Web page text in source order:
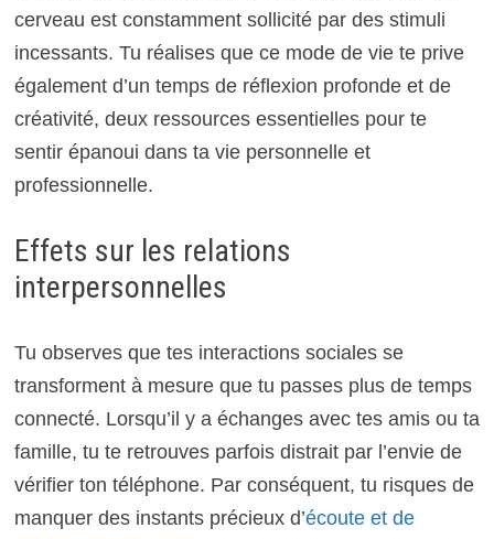
cerveau est constamment sollicité par des stimuli
incessants. Tu réalises que ce mode de vie te prive
également d’un temps de réflexion profonde et de
créativité, deux ressources essentielles pour te
sentir épanoui dans ta vie personnelle et
professionnelle.
Effets sur les relations
interpersonnelles
Tu observes que tes interactions sociales se
transforment à mesure que tu passes plus de temps
connecté. Lorsqu’il y a échanges avec tes amis ou ta
famille, tu te retrouves parfois distrait par l’envie de
vérifier ton téléphone. Par conséquent, tu risques de
manquer des instants précieux d’écoute et de